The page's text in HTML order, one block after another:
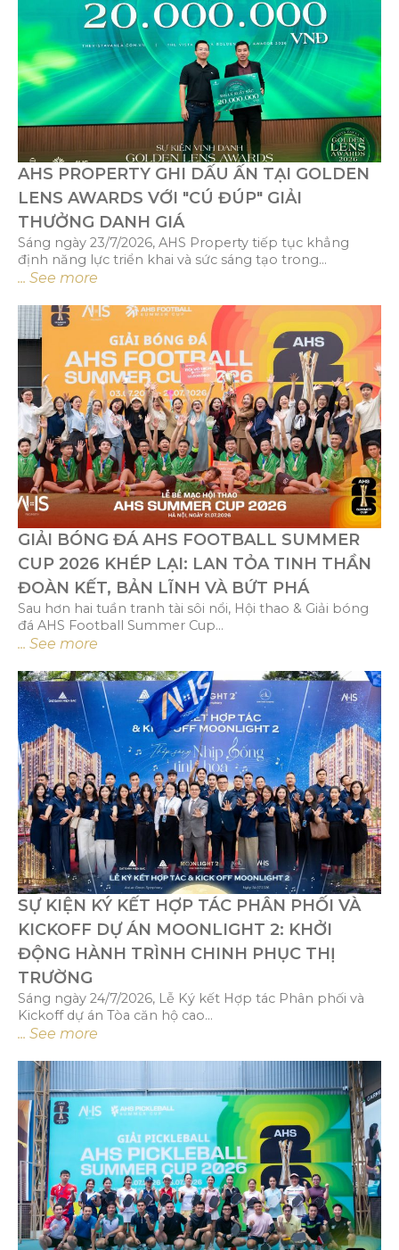
AHS PROPERTY GHI DẤU ẤN TẠI GOLDEN
LENS AWARDS VỚI "CÚ ĐÚP" GIẢI
THƯỞNG DANH GIÁ
Sáng ngày 23/7/2026, AHS Property tiếp tục khẳng
định năng lực triển khai và sức sáng tạo trong...
... See more
GIẢI BÓNG ĐÁ AHS FOOTBALL SUMMER
CUP 2026 KHÉP LẠI: LAN TỎA TINH THẦN
ĐOÀN KẾT, BẢN LĨNH VÀ BỨT PHÁ
Sau hơn hai tuần tranh tài sôi nổi, Hội thao & Giải bóng
đá AHS Football Summer Cup...
... See more
SỰ KIỆN KÝ KẾT HỢP TÁC PHÂN PHỐI VÀ
KICKOFF DỰ ÁN MOONLIGHT 2: KHỞI
ĐỘNG HÀNH TRÌNH CHINH PHỤC THỊ
TRƯỜNG
Sáng ngày 24/7/2026, Lễ Ký kết Hợp tác Phân phối và
Kickoff dự án Tòa căn hộ cao...
... See more